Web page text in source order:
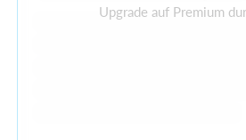
Upgrade auf Premium